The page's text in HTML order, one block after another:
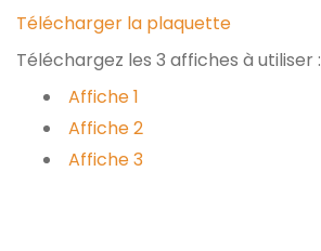
Télécharger la plaquette
Téléchargez les 3 affiches à utiliser :
Affiche 1
Affiche 2
Affiche 3